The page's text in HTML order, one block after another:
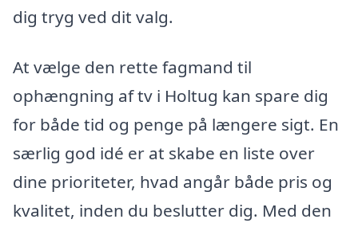
dig tryg ved dit valg.
At vælge den rette fagmand til
ophængning af tv i Holtug kan spare dig
for både tid og penge på længere sigt. En
særlig god idé er at skabe en liste over
dine prioriteter, hvad angår både pris og
kvalitet, inden du beslutter dig. Med den